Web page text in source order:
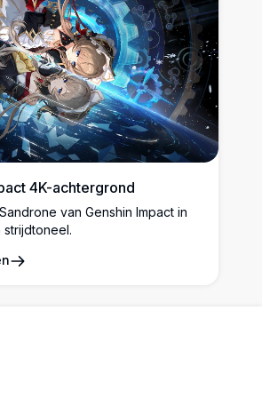
4K-achtergrond
van Genshin Impact in
strijdtoneel.